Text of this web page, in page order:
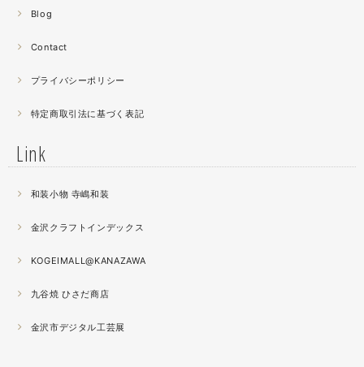
曲面に螺鈿するためには貝も小さなカケラを使う必要が...
昔作った２０００ピースのジグソーパズルを思い出す。ひ
薔薇のブローチ木地制作中。
薄く作らねば。。。パキッとやってしまったときの悲しさ
秋の催事シーズンに向けてまた木地を作り始めました。
2021.04
いの桜が満開になりました。
Blog
Contact
プライバシーポリシー
特定商取引法に基づく表記
Link
和装小物 寺嶋和装
金沢クラフトインデックス
KOGEIMALL@KANAZAWA
九谷焼 ひさだ商店
金沢市デジタル工芸展